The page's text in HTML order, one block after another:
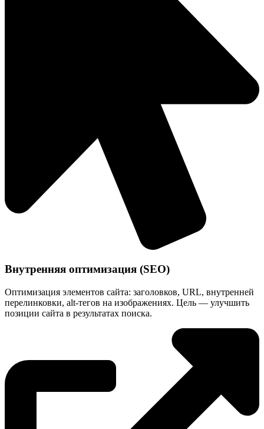
Внутренняя оптимизация (SEO)
Оптимизация элементов сайта: заголовков, URL, внутренней
перелинковки, alt-тегов на изображениях. Цель — улучшить
позиции сайта в результатах поиска.